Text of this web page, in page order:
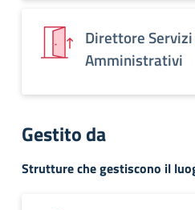
Direttore
Amministrativi
Gestito da
Strutture che gestiscono il